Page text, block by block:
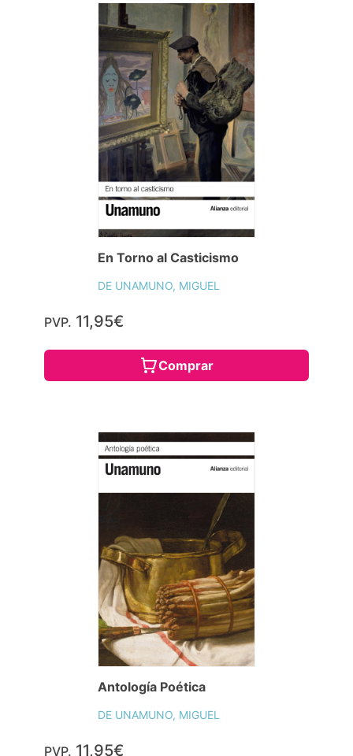
En Torno al Casticismo
DE UNAMUNO, MIGUEL
PVP. 11,95€
Comprar
Antología Poética
DE UNAMUNO, MIGUEL
PVP. 11,95€